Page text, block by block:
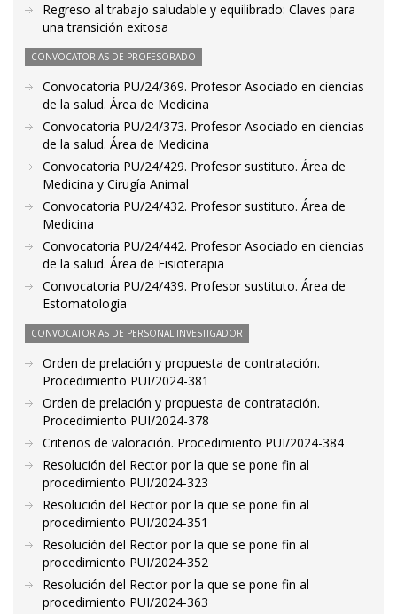
Regreso al trabajo saludable y equilibrado: Claves para
una transición exitosa
CONVOCATORIAS DE PROFESORADO
Convocatoria PU/24/369. Profesor Asociado en ciencias
de la salud. Área de Medicina
Convocatoria PU/24/373. Profesor Asociado en ciencias
de la salud. Área de Medicina
Convocatoria PU/24/429. Profesor sustituto. Área de
Medicina y Cirugía Animal
Convocatoria PU/24/432. Profesor sustituto. Área de
Medicina
Convocatoria PU/24/442. Profesor Asociado en ciencias
de la salud. Área de Fisioterapia
Convocatoria PU/24/439. Profesor sustituto. Área de
Estomatología
CONVOCATORIAS DE PERSONAL INVESTIGADOR
Orden de prelación y propuesta de contratación.
Procedimiento PUI/2024-381
Orden de prelación y propuesta de contratación.
Procedimiento PUI/2024-378
Criterios de valoración. Procedimiento PUI/2024-384
Resolución del Rector por la que se pone fin al
procedimiento PUI/2024-323
Resolución del Rector por la que se pone fin al
procedimiento PUI/2024-351
Resolución del Rector por la que se pone fin al
procedimiento PUI/2024-352
Resolución del Rector por la que se pone fin al
procedimiento PUI/2024-363